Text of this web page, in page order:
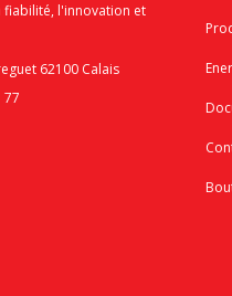
fiabilité, l'innovation et
62100 Calais
77